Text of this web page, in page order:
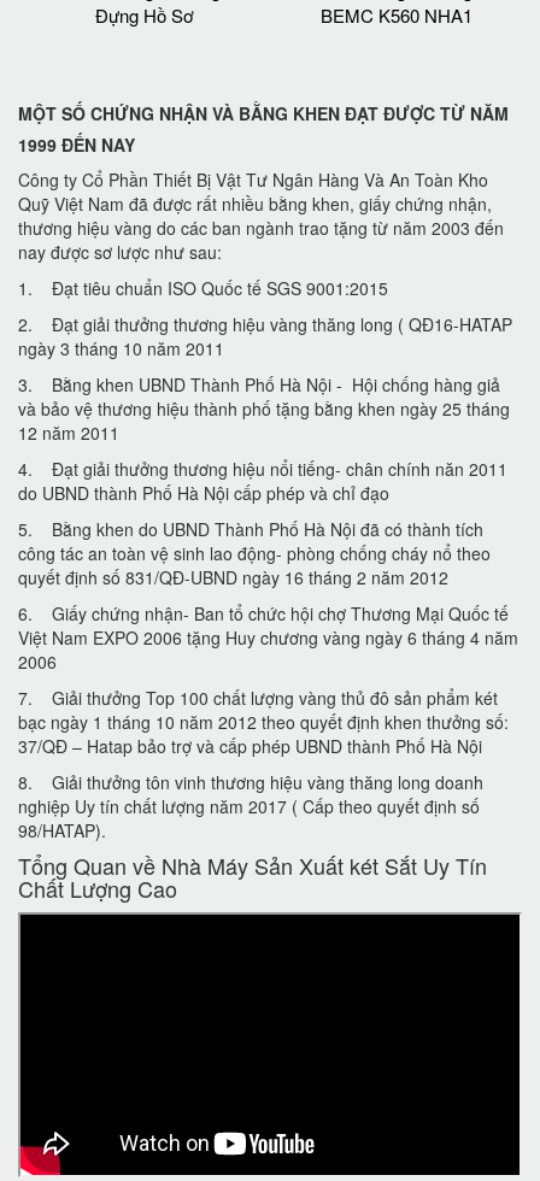
Đựng Hồ Sơ
BEMC K560 NHA1
MỘT SỐ CHỨNG NHẬN VÀ BẰNG KHEN ĐẠT ĐƯỢC TỪ NĂM
1999 ĐẾN NAY
Công ty Cổ Phần Thiết Bị Vật Tư Ngân Hàng Và An Toàn Kho
Quỹ Việt Nam đã được rất nhiều bằng khen, giấy chứng nhận,
thương hiệu vàng do các ban ngành trao tặng từ năm 2003 đến
nay được sơ lược như sau:
1. Đạt tiêu chuẩn ISO Quốc tế SGS 9001:2015
2. Đạt giải thưởng thương hiệu vàng thăng long ( QĐ16-HATAP
ngày 3 tháng 10 năm 2011
3. Bằng khen UBND Thành Phố Hà Nội - Hội chống hàng giả
và bảo vệ thương hiệu thành phố tặng bằng khen ngày 25 tháng
12 năm 2011
4. Đạt giải thưởng thương hiệu nổi tiếng- chân chính năn 2011
do UBND thành Phố Hà Nội cấp phép và chỉ đạo
5. Bằng khen do UBND Thành Phố Hà Nội đã có thành tích
công tác an toàn vệ sinh lao động- phòng chống cháy nổ theo
quyết định số 831/QĐ-UBND ngày 16 tháng 2 năm 2012
6. Giấy chứng nhận- Ban tổ chức hội chợ Thương Mại Quốc tế
Việt Nam EXPO 2006 tặng Huy chương vàng ngày 6 tháng 4 năm
2006
7. Giải thưởng Top 100 chất lượng vàng thủ đô sản phẩm két
bạc ngày 1 tháng 10 năm 2012 theo quyết định khen thưởng số:
37/QĐ – Hatap bảo trợ và cấp phép UBND thành Phố Hà Nội
8. Giải thưởng tôn vinh thương hiệu vàng thăng long doanh
nghiệp Uy tín chất lượng năm 2017 ( Cấp theo quyết định số
98/HATAP).
Tổng Quan về Nhà Máy Sản Xuất két Sắt Uy Tín
Chất Lượng Cao